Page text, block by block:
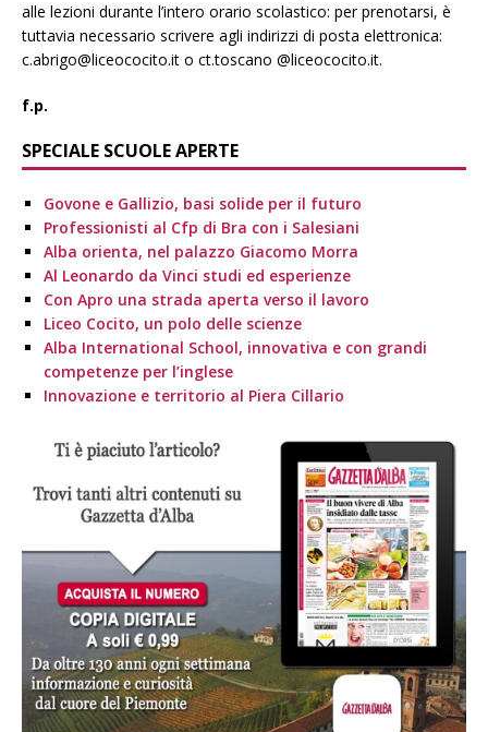
alle lezioni durante l’intero orario scolastico: per prenotarsi, è
tuttavia necessario scrivere agli indirizzi di posta elettronica:
c.abrigo@liceococito.it o ct.toscano @liceococito.it.
f.p.
SPECIALE SCUOLE APERTE
Govone e Gallizio, basi solide per il futuro
Professionisti al Cfp di Bra con i Salesiani
Alba orienta, nel palazzo Giacomo Morra
Al Leonardo da Vinci studi ed esperienze
Con Apro una strada aperta verso il lavoro
Liceo Cocito, un polo delle scienze
Alba International School, innovativa e con grandi
competenze per l’inglese
Innovazione e territorio al Piera Cillario